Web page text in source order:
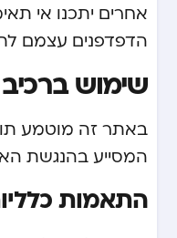
אחרים יתכנו אי
הדפדפנים עצמם
שימוש
המסייע בהנגשת
התאמות